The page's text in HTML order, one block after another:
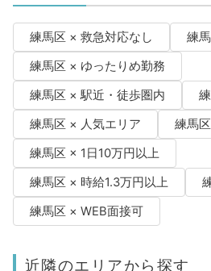
練馬区 × 救急対応なし
練
練馬区 × ゆったりめ勤務
練馬区 × 駅近・徒歩圏内
練馬区 × 人気エリア
練馬
練馬区 × 1日10万円以上
練馬区 × 時給1.3万円以上
練馬区 × WEB面接可
近隣のエリアから探す